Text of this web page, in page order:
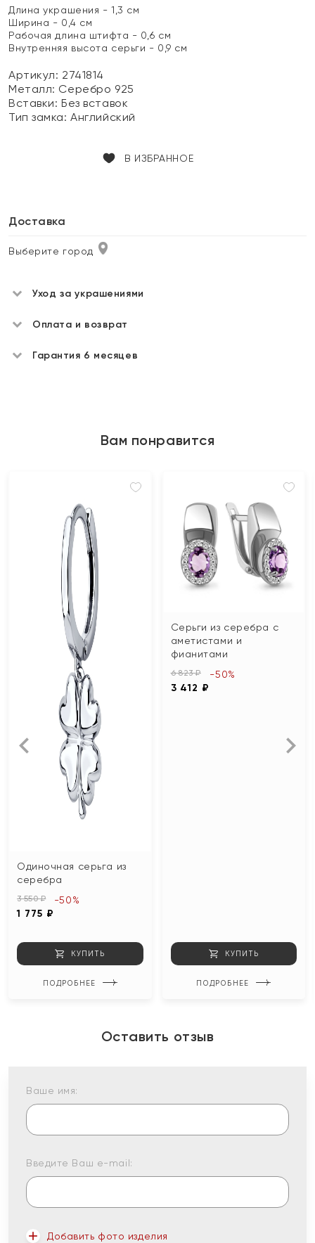
Длина украшения - 1,3 см
Ширина - 0,4 см
Рабочая длина штифта - 0,6 см
Внутренняя высота серьги - 0,9 см
Артикул: 2741814
Металл: Серебро 925
Вставки:Без вставок
Тип замка:Английский
В ИЗБРАННОЕ
Доставка
Выберите город
Уход за украшениями
Оплата и возврат
Гарантия 6 месяцев
Вам понравится
Одиночная серьга из
серебра
3 550 ₽
1 775 ₽
-50%
КУПИТЬ
ПОДРОБНЕЕ
Серьги из серебра с
аметистами и
фианитами
6 823 ₽
3 412 ₽
-50%
КУПИТЬ
ПОДРОБНЕЕ
Оставить отзыв
Ваше имя:
Введите Ваш e-mail:
Добавить фото изделия